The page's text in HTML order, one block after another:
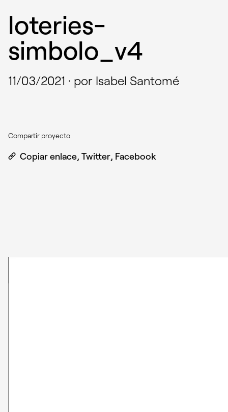
loteries-
simbolo_v4
11/03/2021 · por Isabel Santomé
Compartir proyecto
Copiar enlace, Twitter, Facebook